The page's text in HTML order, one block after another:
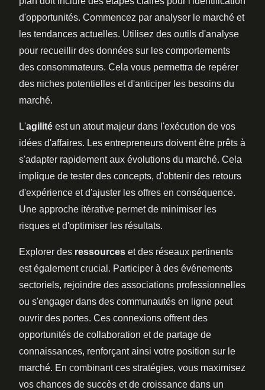
d'opportunités. Commencez par analyser le marché et
les tendances actuelles. Utilisez des outils d'analyse
pour recueillir des données sur les comportements
des consommateurs. Cela vous permettra de repérer
des niches potentielles et d'anticiper les besoins du
marché.
L'agilité est un atout majeur dans l'exécution de vos
idées d'affaires. Les entrepreneurs doivent être prêts à
s'adapter rapidement aux évolutions du marché. Cela
implique de tester des concepts, d'obtenir des retours
d'expérience et d'ajuster les offres en conséquence.
Une approche itérative permet de minimiser les
risques et d'optimiser les résultats.
Explorer des ressources et des réseaux pertinents
est également crucial. Participer à des événements
sectoriels, rejoindre des associations professionnelles
ou s'engager dans des communautés en ligne peut
ouvrir des portes. Ces connexions offrent des
opportunités de collaboration et de partage de
connaissances, renforçant ainsi votre position sur le
marché. En combinant ces stratégies, vous maximisez
vos chances de succès et de croissance dans un